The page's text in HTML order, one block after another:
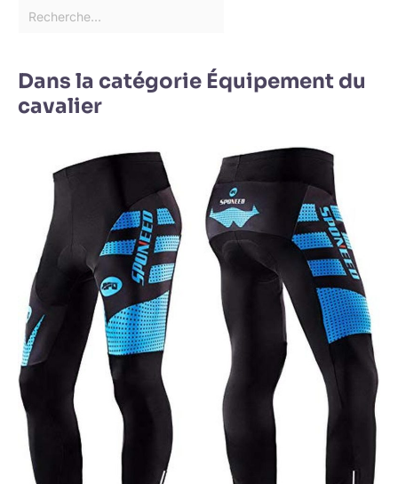
Dans la catégorie Équipement du
cavalier